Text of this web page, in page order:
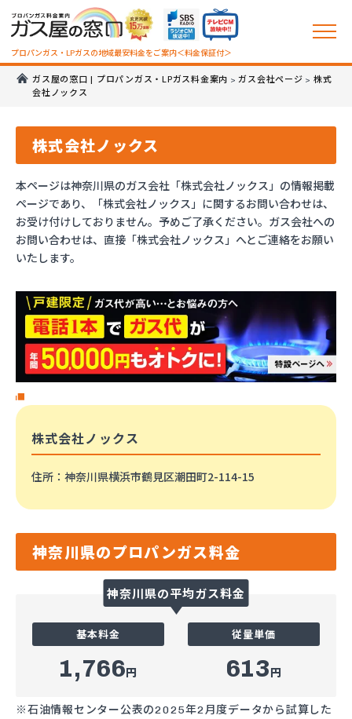
プロパンガス・LPガスの地域最安料金をご案内＜料金保証付＞
ガス屋の窓口 | プロパンガス・LPガス料金案内 >ガス会社ページ > 株式
会社ノックス
株式会社ノックス
本ページは神奈川県のガス会社「株式会社ノックス」の情報掲載
ページであり、「株式会社ノックス」に関するお問い合わせは、
お受け付けしておりません。予めご了承ください。ガス会社への
お問い合わせは、直接「株式会社ノックス」へとご連絡をお願い
いたします。
株式会社ノックス
住所 ：神奈川県横浜市鶴見区潮田町2-114-15
神奈川県のプロパンガス料金
神奈川県の平均ガス料金
基本料金
1,766円
従量単価
613円
※石油情報センター公表の2025年2月度データから試算した